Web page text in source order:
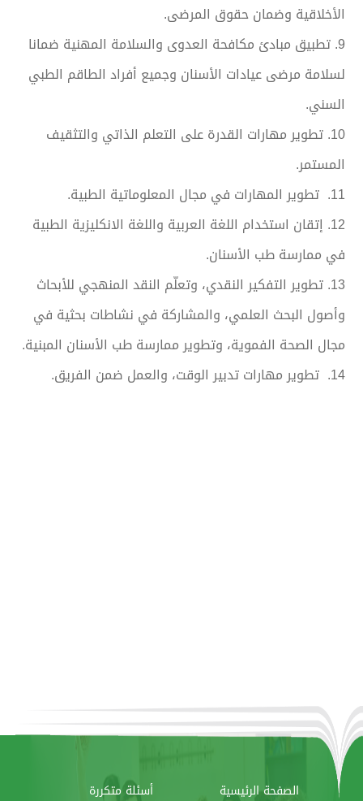
الأخلاقية وضمان حقوق المرضى.
9. تطبيق مبادئ مكافحة العدوى والسلامة المهنية ضمانا
لسلامة مرضى عيادات الأسنان وجميع أفراد الطاقم الطبي
السني.
10. تطوير مهارات القدرة على التعلم الذاتي والتثقيف
المستمر.
11. تطوير المهارات في مجال المعلوماتية الطبية.
12. إتقان استخدام اللغة العربية واللغة الانكليزية الطبية
في ممارسة طب الأسنان.
13. تطوير التفكير النقدي، وتعلّم النقد المنهجي للأبحاث
وأصول البحث العلمي، والمشاركة في نشاطات بحثية في
مجال الصحة الفموية، وتطوير ممارسة طب الأسنان المبنية.
14. تطوير مهارات تدبير الوقت، والعمل ضمن الفريق.
الصفحة الرئيسية أسئلة متكررة